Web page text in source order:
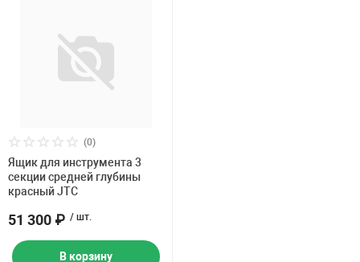
(0)
Ящик для инструмента 3
секции средней глубины
красный JTC
51 300 ₽ / шт.
В корзину